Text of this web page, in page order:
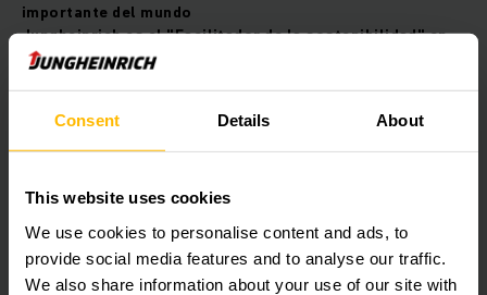
Consent Details About
This website uses cookies
We use cookies to personalise content and ads, to
provide social media features and to analyse our traffic.
We also share information about your use of our site with
importante del mundo
Jungheinrich es el "Facilitador de la sostenibilidad" en
intralogística